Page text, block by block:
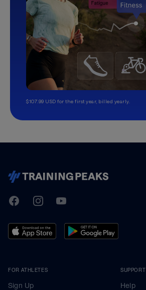
$107.99 USD for the first year, billed yearly.
TrainingPeaks
FacebookInstagramYoutube
FOR ATHLETES
Sign Up
SUPPORT
Help